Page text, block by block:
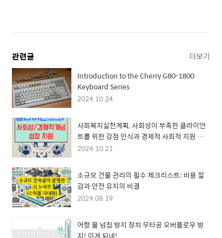
관련글 더보기
Introduction to the Cherry G80-1800
Keyboard Series
2024.10.24
사회복지실천계획, 사회성이 부족한 클라이언
트를 위한 강점 인식과 경제적 사회적 지원 형성
과 자기 방어 능력 강화에 집중하도록 하는 상담
2024.10.21
소규모 건물 관리의 필수 체크리스트: 비용 절
감과 안전 유지의 비결
2024.08.19
어항 물 넘침 방지 장치 무타공 오버플로우 방
지! 이게 되네!